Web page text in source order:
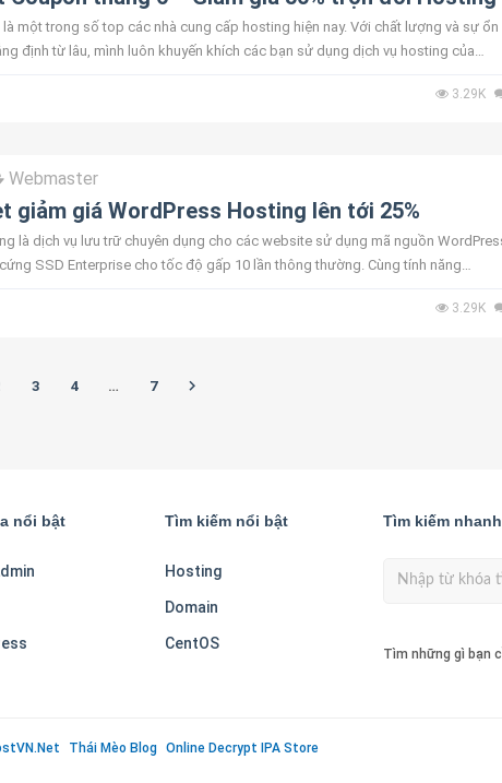
một trong số top các nhà cung cấp hosting hiện nay. Với chất lượng và sự ổn
định từ lâu, mình luôn khuyến khích các bạn sử dụng dịch vụ hosting của
3.29K
Webmaster
giảm giá WordPress Hosting lên tới 25%
là dịch vụ lưu trữ chuyên dụng cho các website sử dụng mã nguồn
SSD Enterprise cho tốc độ gấp 10 lần thông thường. Cùng tính năng
3.29K
3 4 … 7
nổi bật Tìm kiếm nổi bật
Hosting
Domain
CentOS
Tìm kiếm nhanh
Tìm những gì bạn
Thái Mèo Blog Online Decrypt IPA Store